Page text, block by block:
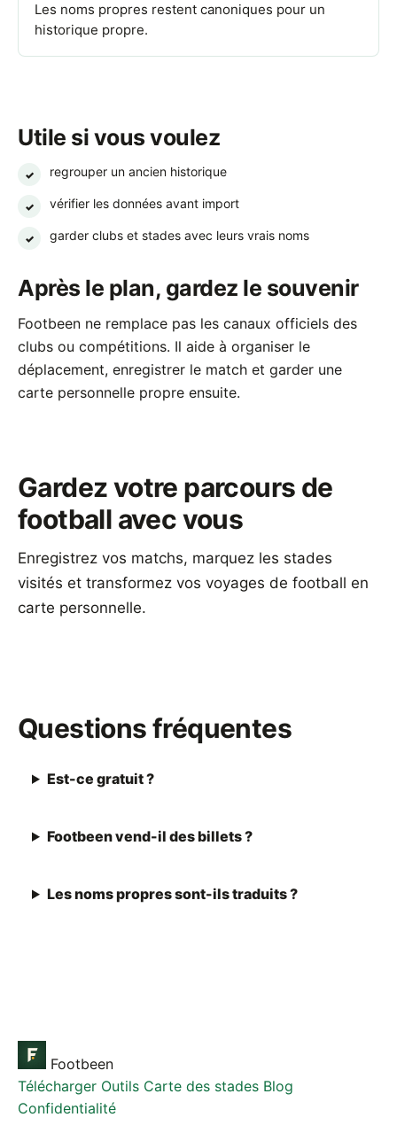
Les noms propres restent canoniques pour un
historique propre.
Utile si vous voulez
✓ regrouper un ancien historique
✓ vérifier les données avant import
✓ garder clubs et stades avec leurs vrais noms
Après le plan, gardez le souvenir
Footbeen ne remplace pas les canaux officiels des
clubs ou compétitions. Il aide à organiser le
déplacement, enregistrer le match et garder une
carte personnelle propre ensuite.
Gardez votre parcours de
football avec vous
Enregistrez vos matchs, marquez les stades
visités et transformez vos voyages de football en
carte personnelle.
Questions fréquentes
Est-ce gratuit ?
Footbeen vend-il des billets ?
Les noms propres sont-ils traduits ?
Footbeen
Télécharger Outils Carte des stades Blog
Confidentialité